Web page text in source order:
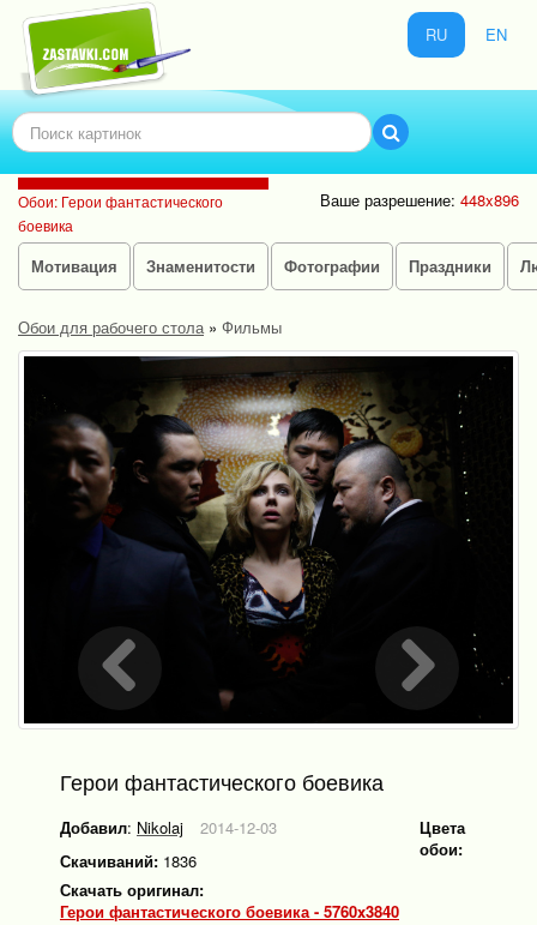
RU EN
Обои: Герои фантастического
боевика
Ваше разрешение: 448x896
Мотивация Знаменитости Фотографии Праздники
Обои для рабочего стола» Фильмы
Герои фантастического боевика
Добавил: Nikolaj
2014-12-03
Скачиваний: 1836
Скачать оригинал:
Герои фантастического боевика - 5760x3840
Цвета
обои: